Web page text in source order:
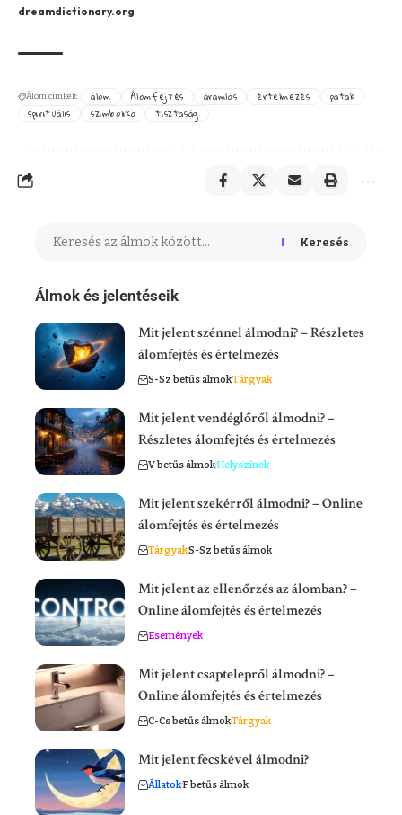
dreamdictionary.org
Álom címkék: álom Álomfejtés áramlás értelmezés
patak
spirituális
szimbolika tisztaság
Keresés
Álmok és jelentéseik
Mit jelent szénnel álmodni? – Részletes
álomfejtés és értelmezés
S-Sz betűs álmokTárgyak
Mit jelent vendéglőről álmodni? –
Részletes álomfejtés és értelmezés
V betűs álmokHelyszínek
Mit jelent szekérről álmodni? – Online
álomfejtés és értelmezés
TárgyakS-Sz betűs álmok
Mit jelent az ellenőrzés az álomban? –
Online álomfejtés és értelmezés
Események
Mit jelent csaptelepről álmodni? –
Online álomfejtés és értelmezés
C-Cs betűs álmokTárgyak
Mit jelent fecskével álmodni?
ÁllatokF betűs álmok